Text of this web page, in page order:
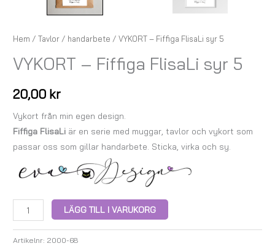
Hem /Tavlor / handarbete / VYKORT – Fiffiga FlisaLi syr 5
VYKORT – Fiffiga FlisaLi syr 5
20,00 kr
Vykort från min egen design.
Fiffiga FlisaLi är en serie med muggar, tavlor och vykort som
passar oss som gillar handarbete. Sticka, virka och sy.
LÄGG TILL I VARUKORG
Artikelnr: 2000-68